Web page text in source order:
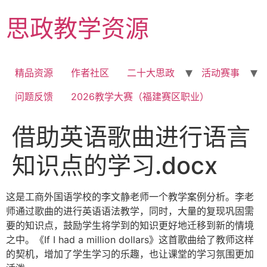
content
思政教学资源
精品资源 作者社区 二十大思政
活动赛事
问题反馈
2026教学大赛（福建赛区职业）
借助英语歌曲进行语言
知识点的学习.docx
这是工商外国语学校的李文静老师一个教学案例分析。李老
师通过歌曲的进行英语语法教学，同时，大量的复现巩固需
要的知识点，鼓励学生将学到的知识更好地迁移到新的情境
之中。《If I had a million dollars》这首歌曲给了教师这样
的契机，增加了学生学习的乐趣，也让课堂的学习氛围更加